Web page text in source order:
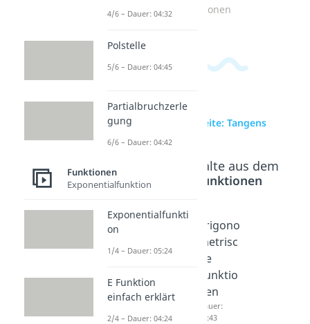
Funktionen
zur Videoseite: Tangens
Beliebte Inhalte aus dem
Bereich
Funktionen
Sinus
Tangen
Dauer:
03:57
Dauer:
Trigono
metrisc
he
Funktio
nen
Dauer:
04:43
4/6 – Dauer: 04:32
Polstelle
5/6 – Dauer: 04:45
Partialbruchzerle
gung
6/6 – Dauer: 04:42
Funktionen
Exponentialfunktion
Exponentialfunkti
on
1/4 – Dauer: 05:24
E Funktion
einfach erklärt
2/4 – Dauer: 04:24